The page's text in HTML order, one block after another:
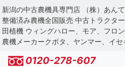
to
新潟の中古農機具専門店 （株）あんて
整備済み農機全国販売 中古トラクタ
田植機 ウィングハロー、モア、フロン
農機メーカークボタ、ヤンマー、イセ
0120-278-607